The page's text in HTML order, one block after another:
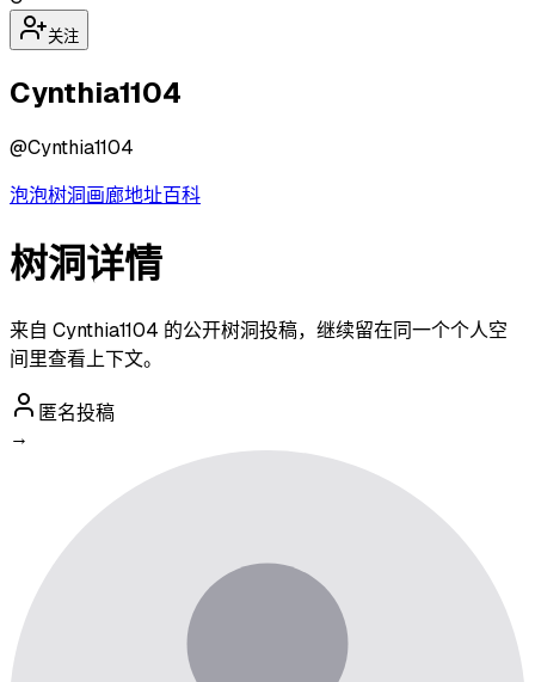
关注
Cynthia1104
@Cynthia1104
泡泡树洞画廊地址百科
树洞详情
来自 Cynthia1104 的公开树洞投稿，继续留在同一个个人空
间里查看上下文。
匿名投稿
→